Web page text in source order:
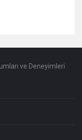
ve Deneyimleri